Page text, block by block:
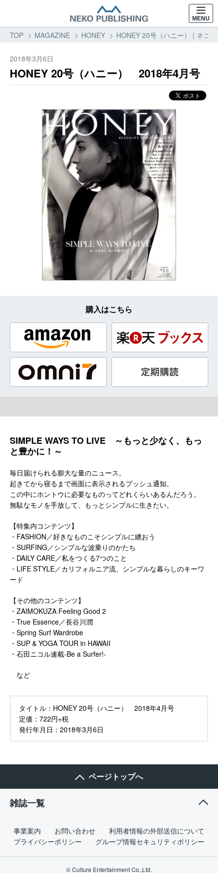
MENU
TOP MAGAZINE HONEY HONEY 20号（ハニー） | ネコ
2018年3月6日
HONEY 20号（ハニー） 2018年4月号
購入はこちら
SIMPLE WAYS TO LIVE ～もっと少なく、もっ
と豊かに！～
毎日届けられる膨大な量のニュース。
起きてから寝るまで画面に表示されるプッシュ通知。
この中にホントウに必要なものってどれくらいあるんだろう。
無駄なモノを手放して、もっとシンプルに生きたい。
【特集内コンテンツ】
・FASHION／好きなものこそシンプルに纏おう
・SURFING／シンプルな波乗りのかたち
・DAILY CARE／私をつくる7つのこと
・LIFE STYLE／カリフォルニア流、シンプルな暮らしのキーワ
ード
【その他のコンテンツ】
・ZAIMOKUZA Feeling Good 2
・True Essence／長谷川潤
・Spring Surf Wardrobe
・SUP & YOGA TOUR in HAWAII
・石田ニコル連載-Be a Surfer!-
など
タイトル： HONEY 20号（ハニー） 2018年4月号
定価： 722円+税
発行年月日： 2018年3月6日
ページトップへ
雑誌一覧
事業案内 お問い合わせ
利用者情報の外部送信について
プライバシーポリシー
グループ情報セキュリティポリシー
© Culture Entertainment Co.,Ltd.